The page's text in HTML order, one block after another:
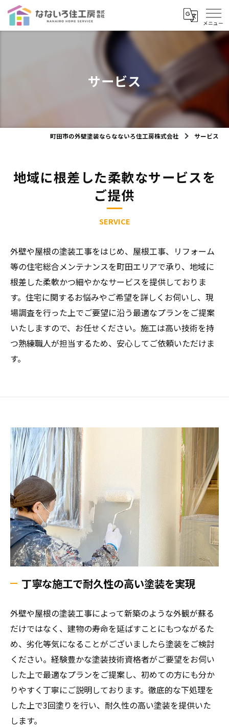
サービス
町田市の外壁塗装ならなないろ住工房株式会社 サービス
地域に根差した柔軟なサービスを
ご提供
SERVICE
外壁や屋根の塗装工事をはじめ、屋根工事、リフォーム
等の住宅総合メンテナンスを町田エリアで承り、地域に
根差した柔軟かつ細やかなサービスを提供しておりま
す。住宅に関するお悩みやご希望を詳しくお伺いし、現
場調査を行った上でご要望に沿う最適なプランをご提案
いたしますので、お任せください。施工は高い技術を持
つ熟練職人が担当するため、安心してご依頼いただけま
す。
丁寧な施工で耐久性の高い塗装を実現
外壁や屋根の塗装工事によって新築のような外観が蘇る
だけではなく、建物の寿命を延ばすことにもつながるた
め、劣化等気になることがございましたら塗装をご検討
ください。経験豊かな塗装技術資格者がご要望をお伺い
した上で最適なプランをご提案し、初めての方にも分か
りやすく丁寧にご説明しております。徹底的な下処理を
した上で3回塗りを行い、耐久性の高い塗装を提供いた
します。